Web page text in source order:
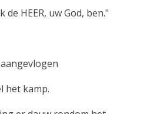
HEER, uw God, ben."
het kamp.